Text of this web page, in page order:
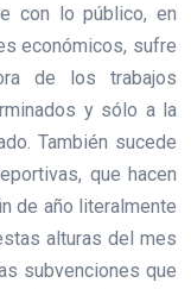
con lo público, en
económicos, sufre
de los trabajos
y sólo a la
También sucede
que hacen
de año literalmente
alturas del mes
subvenciones que